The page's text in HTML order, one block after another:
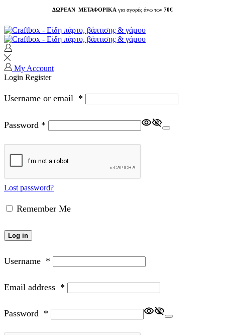
ΔΩΡΕΑΝ ΜΕΤΑΦΟΡΙΚΑ για αγορές άνω των 70€
My Account
Login Register
Username or email *
Password *
Lost password?
Remember Me
Log in
Username *
Email address *
Password *